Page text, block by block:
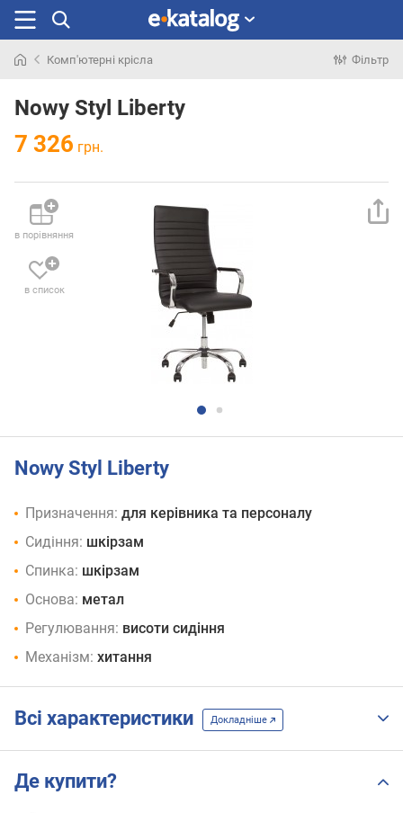
раніше
Комп'ютерні крісла Фільтр
Nowy Styl Liberty
7 326 грн.
в порівняння
в список
Nowy Styl Liberty
Призначення: для керівника та персоналу
Сидіння: шкірзам
Спинка: шкірзам
Основа: метал
Регулювання: висоти сидіння
Механізм: хитання
Всі характеристики Докладніше
Де купити?